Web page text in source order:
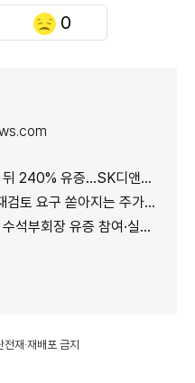
0
…SK디앤디는 주주를 설득했나?
지는 주가누르기 방지 세제개편안
참여·실적 개선 기대에 16% 강세
재·재배포 금지